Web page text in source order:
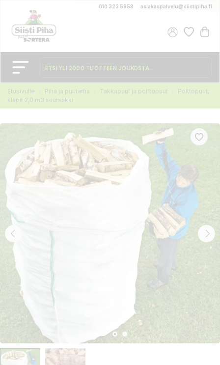
010 323 5858 asiakaspalvelu@siistipiha.fi
Etusivulle Piha ja puutarha Takkapuut ja polttopuut
Polttopuut,
klapit 2,0 m3 suursäkki